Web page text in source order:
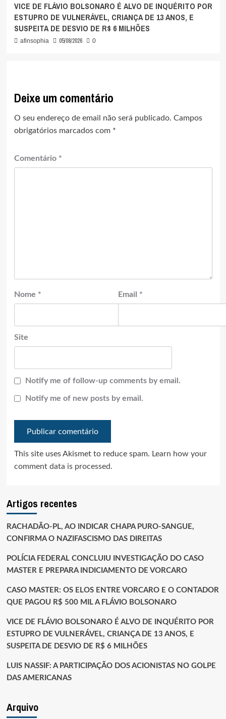
VICE DE FLÁVIO BOLSONARO É ALVO DE INQUÉRITO POR
ESTUPRO DE VULNERÁVEL, CRIANÇA DE 13 ANOS, E
SUSPEITA DE DESVIO DE R$ 6 MILHÕES
afinsophia 05/08/2026 0
Deixe um comentário
O seu endereço de email não será publicado. Campos
obrigatórios marcados com *
Comentário *
Nome * Email *
Site
Notify me of follow-up comments by email.
Notify me of new posts by email.
This site uses Akismet to reduce spam. Learn how your
comment data is processed.
Artigos recentes
RACHADÃO-PL, AO INDICAR CHAPA PURO-SANGUE,
CONFIRMA O NAZIFASCISMO DAS DIREITAS
POLÍCIA FEDERAL CONCLUIU INVESTIGAÇÃO DO CASO
MASTER E PREPARA INDICIAMENTO DE VORCARO
CASO MASTER: OS ELOS ENTRE VORCARO E O CONTADOR
QUE PAGOU R$ 500 MIL A FLÁVIO BOLSONARO
VICE DE FLÁVIO BOLSONARO É ALVO DE INQUÉRITO POR
ESTUPRO DE VULNERÁVEL, CRIANÇA DE 13 ANOS, E
SUSPEITA DE DESVIO DE R$ 6 MILHÕES
LUIS NASSIF: A PARTICIPAÇÃO DOS ACIONISTAS NO GOLPE
DAS AMERICANAS
Arquivo